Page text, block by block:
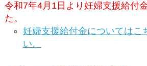
令和7年4月1日より妊婦支援給付
た。
妊婦支援給付金についてはこ
い。